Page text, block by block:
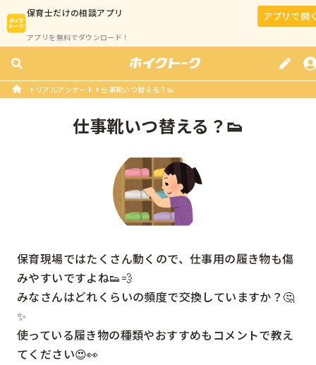
保育士だけの相談アプリ
アプリを無料でダウンロード！
アプリで開
リアルアンケート 仕事靴いつ替える？👟
仕事靴いつ替える？👟
保育現場ではたくさん動くので、仕事用の履き物も傷
みやすいですよね👟💨
みなさんはどれくらいの頻度で交換していますか？🤔
✨
使っている履き物の種類やおすすめもコメントで教え
てください😍👀